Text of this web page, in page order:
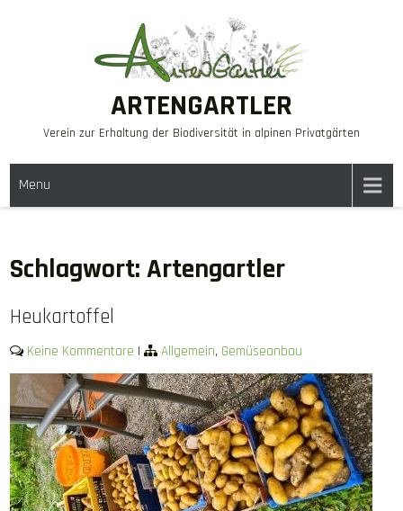
ARTENGARTLER
Verein zur Erhaltung der Biodiversität in alpinen Privatgärten
Menu
Schlagwort:Artengartler
Heukartoffel
Keine Kommentare | Allgemein, Gemüseanbau